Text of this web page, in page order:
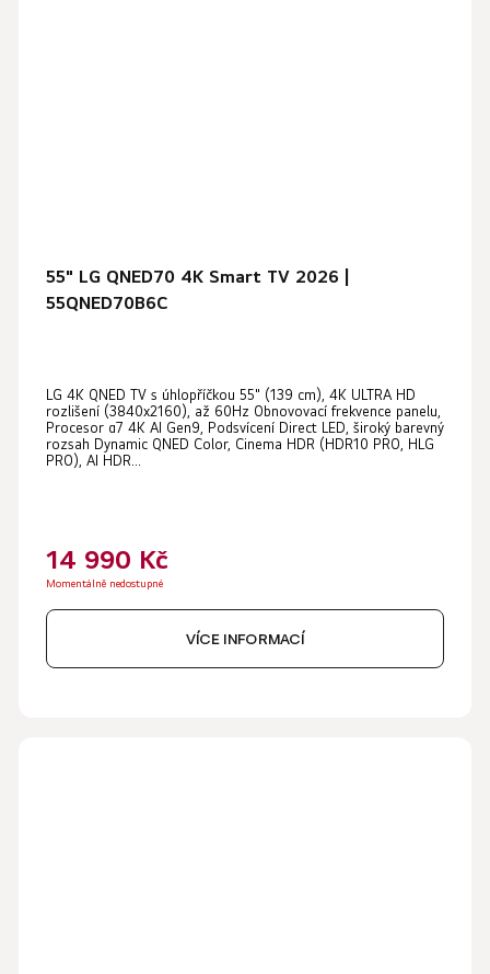
55" LG QNED70 4K Smart TV 2026 |
55QNED70B6C
LG 4K QNED TV s úhlopříčkou 55" (139 cm), 4K ULTRA HD
rozlišení (3840x2160), až 60Hz Obnovovací frekvence panelu,
Procesor α7 4K AI Gen9, Podsvícení Direct LED, široký barevný
rozsah Dynamic QNED Color, Cinema HDR (HDR10 PRO, HLG
PRO), AI HDR...
14 990 Kč
Momentálně nedostupné
VÍCE INFORMACÍ